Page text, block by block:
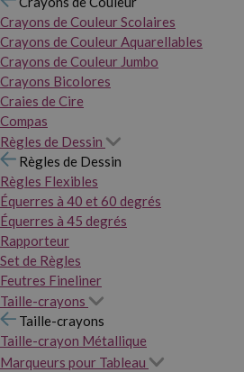
Crayons de Couleur Scolaires
Crayons de Couleur Aquarellables
Crayons de Couleur Jumbo
Crayons Bicolores
Craies de Cire
Compas
Règles de Dessin
Règles de Dessin
Règles Flexibles
Équerres à 40 et 60 degrés
Équerres à 45 degrés
Rapporteur
Set de Règles
Feutres Fineliner
Taille-crayons
Taille-crayons
Taille-crayon Métallique
Marqueurs pour Tableau